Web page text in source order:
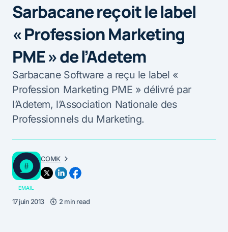
Sarbacane reçoit le label
« Profession Marketing
PME » de l’Adetem
Sarbacane Software a reçu le label «
Profession Marketing PME » délivré par
l’Adetem, l’Association Nationale des
Professionnels du Marketing.
COMK
EMAIL
17 juin 2013 2 min read